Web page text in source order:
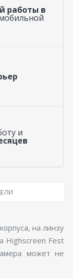
работы в
и
на линзу
Highscreen Fest
может не